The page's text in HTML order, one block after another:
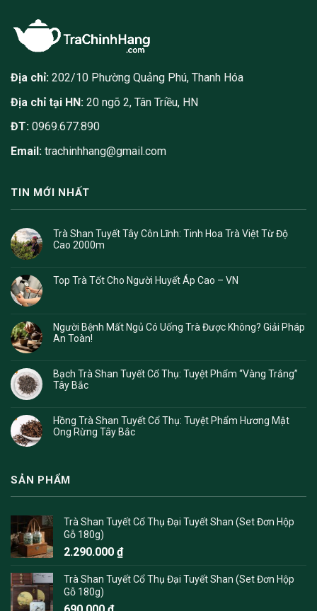
Địa chỉ: 202/10 Phường Quảng Phú, Thanh Hóa
Địa chỉ tại HN: 20 ngõ 2, Tân Triều, HN
ĐT: 0969.677.890
Email: trachinhhang@gmail.com
TIN MỚI NHẤT
Trà Shan Tuyết Tây Côn Lĩnh: Tinh Hoa Trà Việt Từ Độ
Cao 2000m
Top Trà Tốt Cho Người Huyết Áp Cao – VN
Người Bệnh Mất Ngủ Có Uống Trà Được Không? Giải Pháp
An Toàn!
Bạch Trà Shan Tuyết Cổ Thụ: Tuyệt Phẩm “Vàng Trắng”
Tây Bắc
Hồng Trà Shan Tuyết Cổ Thụ: Tuyệt Phẩm Hương Mật
Ong Rừng Tây Bắc
SẢN PHẨM
Trà Shan Tuyết Cổ Thụ Đại Tuyết Shan (Set Đơn Hộp
Gỗ 180g)
2.290.000 ₫
Trà Shan Tuyết Cổ Thụ Đại Tuyết Shan (Set Đơn Hộp
Gỗ 180g)